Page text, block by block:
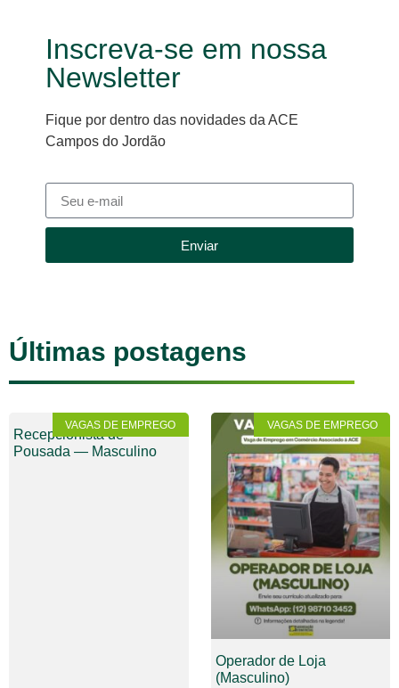
Inscreva-se em nossa
Newsletter
Fique por dentro das novidades da ACE
Campos do Jordão
Enviar
Últimas postagens
VAGAS DE EMPREGO
Recepcionista de
Pousada — Masculino
VAGAS DE EMPREGO
Operador de Loja
(Masculino)